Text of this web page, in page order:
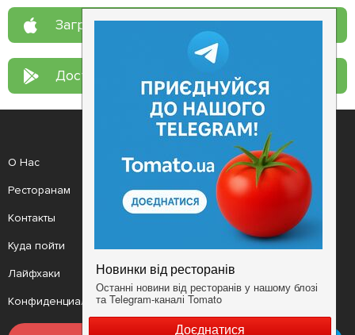
Загрузите в App Store
Доступно в Google Play
О Нас
Ресторанам
Контакты
Куда пойти
Лайфхаки
Конфиденциальность
Рецепт дня
Новости
Анонсы
Мобильное приложение
Условия